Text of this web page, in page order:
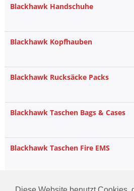
Blackhawk Handschuhe
Blackhawk Kopfhauben
Blackhawk Rucksäcke Packs
Blackhawk Taschen Bags & Cases
Blackhawk Taschen Fire EMS